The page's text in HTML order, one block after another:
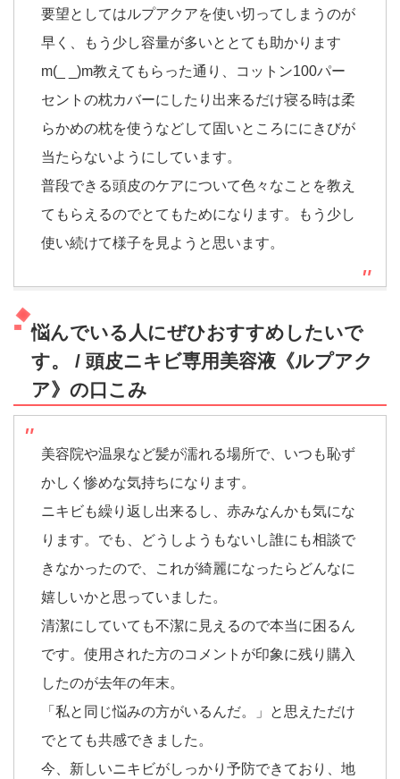
要望としてはルプアクアを使い切ってしまうのが
早く、もう少し容量が多いととても助かります
m(_ _)m教えてもらった通り、コットン100パー
セントの枕カバーにしたり出来るだけ寝る時は柔
らかめの枕を使うなどして固いところににきびが
当たらないようにしています。
普段できる頭皮のケアについて色々なことを教え
てもらえるのでとてもためになります。もう少し
使い続けて様子を見ようと思います。
悩んでいる人にぜひおすすめしたいで
す。 / 頭皮ニキビ専用美容液《ルプアク
ア》の口こみ
美容院や温泉など髪が濡れる場所で、いつも恥ず
かしく惨めな気持ちになります。
ニキビも繰り返し出来るし、赤みなんかも気にな
ります。でも、どうしようもないし誰にも相談で
きなかったので、これが綺麗になったらどんなに
嬉しいかと思っていました。
清潔にしていても不潔に見えるので本当に困るん
です。使用された方のコメントが印象に残り購入
したのが去年の年末。
「私と同じ悩みの方がいるんだ。」と思えただけ
でとても共感できました。
今、新しいニキビがしっかり予防できており、地